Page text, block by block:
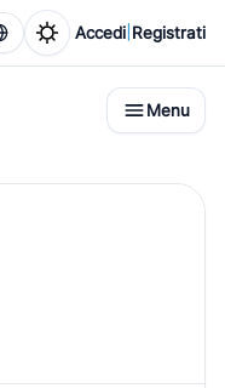
Accedi Registrati
Menu